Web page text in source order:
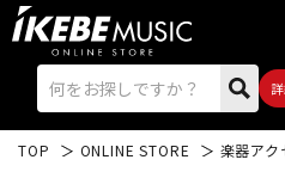
TOP ONLINE STORE 楽器アク